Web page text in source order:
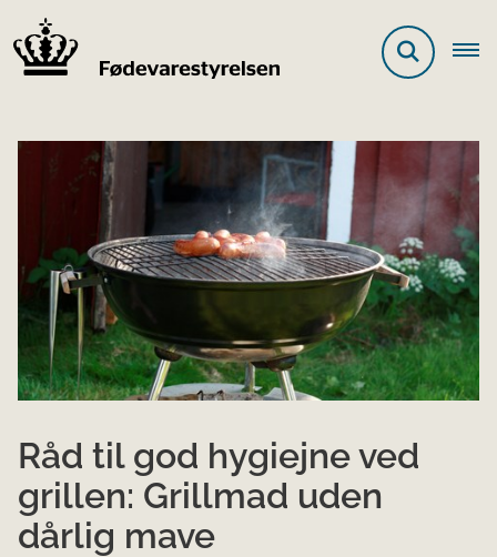
Råd til god hygiejne ved
grillen: Grillmad uden
dårlig mave